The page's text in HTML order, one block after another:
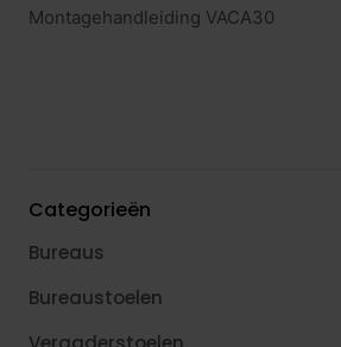
Montagehandleiding VACA30
Categorieën
Bureaus
Bureaustoelen